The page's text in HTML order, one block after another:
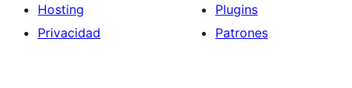
Hosting
Privacidad
Plugins
Patrones